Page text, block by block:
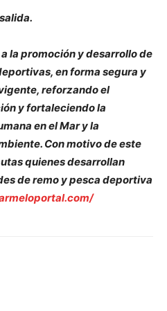
la promoción y desarrollo de
en forma segura y
reforzando el
y fortaleciendo la
en el Mar y la
Con motivo de este
quienes desarrollan
de remo y pesca deportiva